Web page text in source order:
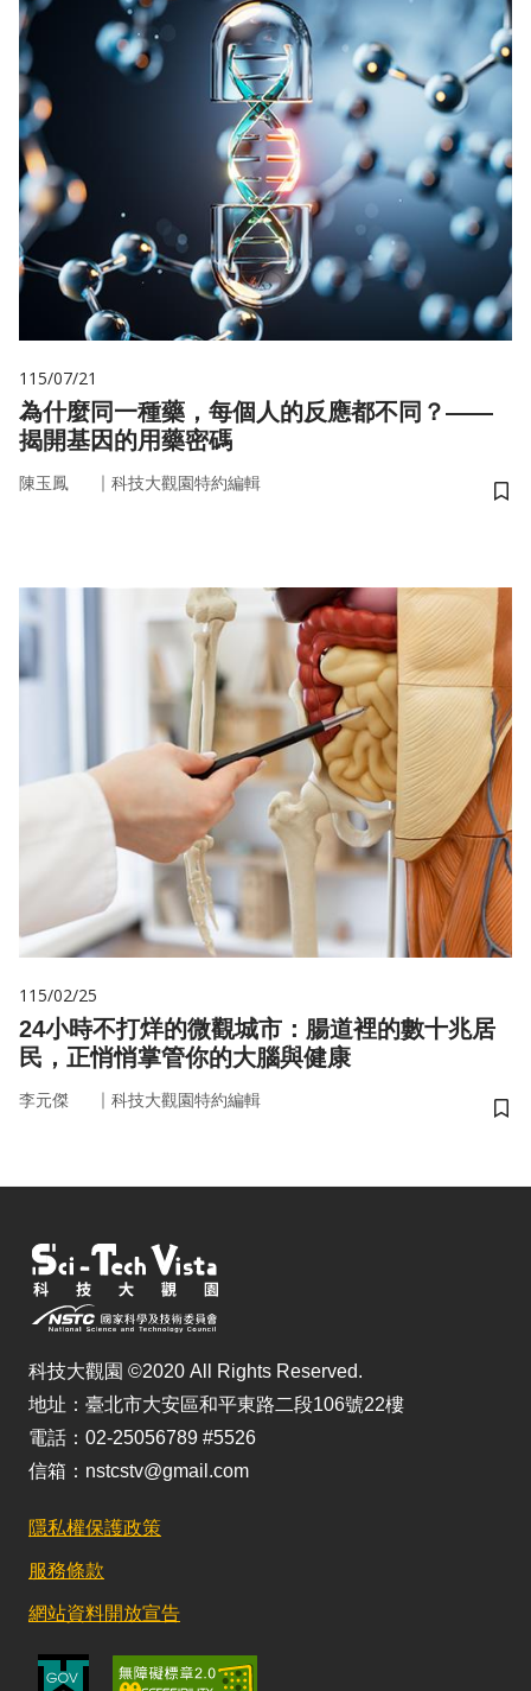
115/07/21
為什麼同一種藥，每個人的反應都不同？——
揭開基因的用藥密碼
陳玉鳳 ｜ 科技大觀園特約編輯
儲
115/02/25
24小時不打烊的微觀城市：腸道裡的數十兆居
民，正悄悄掌管你的大腦與健康
李元傑 ｜ 科技大觀園特約編輯
儲
科技大觀園 ©2020 All Rights Reserved.
地址：臺北市大安區和平東路二段106號22樓
電話：02-25056789 #5526
信箱：nstcstv@gmail.com
隱私權保護政策
服務條款
網站資料開放宣告